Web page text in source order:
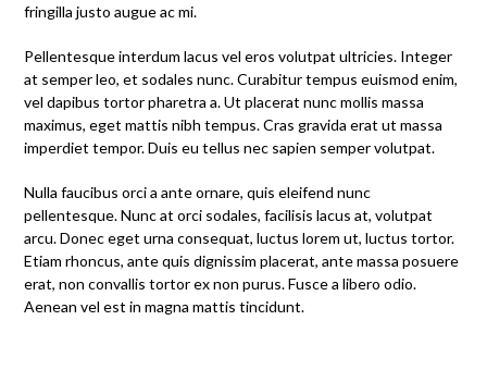
fringilla justo augue ac mi.
Pellentesque interdum lacus vel eros volutpat ultricies. Integer
at semper leo, et sodales nunc. Curabitur tempus euismod enim,
vel dapibus tortor pharetra a. Ut placerat nunc mollis massa
maximus, eget mattis nibh tempus. Cras gravida erat ut massa
imperdiet tempor. Duis eu tellus nec sapien semper volutpat.
Nulla faucibus orci a ante ornare, quis eleifend nunc
pellentesque. Nunc at orci sodales, facilisis lacus at, volutpat
arcu. Donec eget urna consequat, luctus lorem ut, luctus tortor.
Etiam rhoncus, ante quis dignissim placerat, ante massa posuere
erat, non convallis tortor ex non purus. Fusce a libero odio.
Aenean vel est in magna mattis tincidunt.